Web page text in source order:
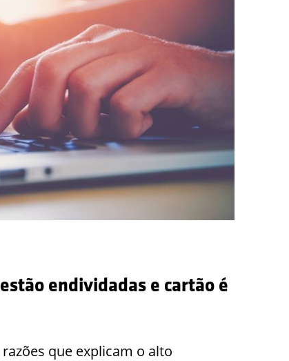
endividadas e cartão é
que explicam o alto